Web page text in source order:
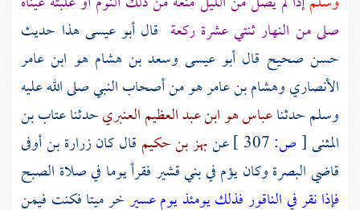
صلى من النهار ثنتي عشرة ركعة قال أبو عيسى هذا حديث
حسن صحيح قال أبو عيسى وسعد بن هشامهو ابن عامر
الأنصاريوهشام بن عامرهو منأصحاب النبيصلى الله عليه
وسلم حدثناعباس هو ابن عبد العظيم العنبريحدثناعتاب بن
المثنى[ص: عنبهز بن حكيم قال كانزرارة بن أوفى
قاضيالبصرةوكان يؤم فيبني قشيرفقرأ يوما في صلاة الصبح
فإذا نقر في الناقور فذلك يومئذ يوم عسيرخر ميتا فكنت فيمن